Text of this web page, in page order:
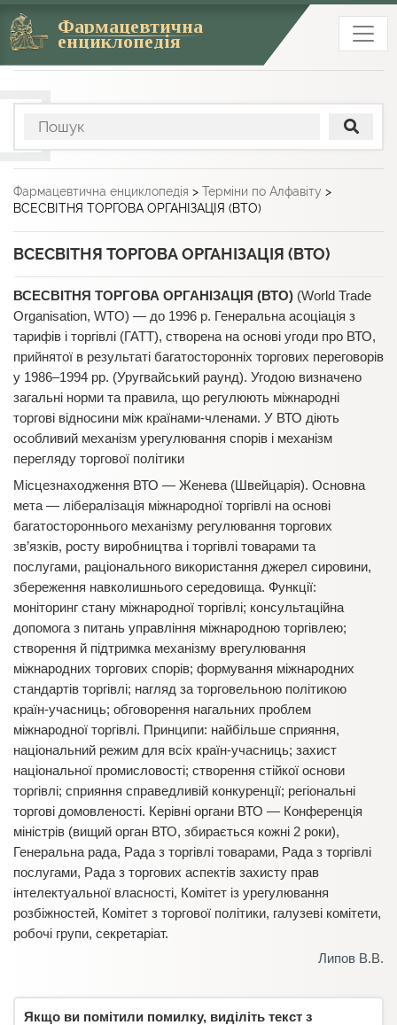
Фармацевтична
енциклопедія
Фармацевтична енциклопедія > Терміни по Алфавіту >
ВСЕСВІТНЯ ТОРГОВА ОРГАНІЗАЦІЯ (ВТО)
ВСЕСВІТНЯ ТОРГОВА ОРГАНІЗАЦІЯ (ВТО)
ВСЕСВІТНЯ ТОРГОВА ОРГАНІЗАЦІЯ (ВТО) (World Trade
Organisation, WTO) — до 1996 р. Генеральна асоціація з
тарифів і торгівлі (ГАТТ), створена на основі угоди про ВТО,
прийнятої в результаті багатосторонніх торгових переговорів
у 1986–1994 рр. (Уругвайський раунд). Угодою визначено
загальні норми та правила, що регулюють міжнародні
торгові відносини між країнами-членами. У ВТО діють
особливий механізм урегулювання спорів і механізм
перегляду торгової політики
Місцезнаходження ВТО — Женева (Швейцарія). Основна
мета — лібералізація міжнародної торгівлі на основі
багатостороннього механізму регулювання торгових
зв’язків, росту виробництва і торгівлі товарами та
послугами, раціонального використання джерел сировини,
збереження навколишнього середовища. Функції:
моніторинг стану міжнародної торгівлі; консультаційна
допомога з питань управління міжнародною торгівлею;
створення й підтримка механізму врегулювання
міжнародних торгових спорів; формування міжнародних
стандартів торгівлі; нагляд за торговельною політикою
країн-учасниць; обговорення нагальних проблем
міжнародної торгівлі. Принципи: найбільше сприяння,
національний режим для всіх країн-учасниць; захист
національної промисловості; створення стійкої основи
торгівлі; сприяння справедливій конкуренції; регіональні
торгові домовленості. Керівні органи ВТО — Конференція
міністрів (вищий орган ВТО, збирається кожні 2 роки),
Генеральна рада, Рада з торгівлі товарами, Рада з торгівлі
послугами, Рада з торгових аспектів захисту прав
інтелектуальної власності, Комітет із урегулювання
розбіжностей, Комітет з торгової політики, галузеві комітети,
робочі групи, секретаріат.
Липов В.В.
Якщо ви помітили помилку, виділіть текст з